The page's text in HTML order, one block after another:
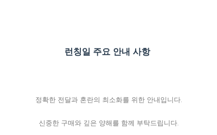
런칭일 주요 안내 사항
정확한 전달과 혼란의 최소화를 위한 안내입니다.
신중한 구매와 깊은 양해를 함께 부탁드립니다.